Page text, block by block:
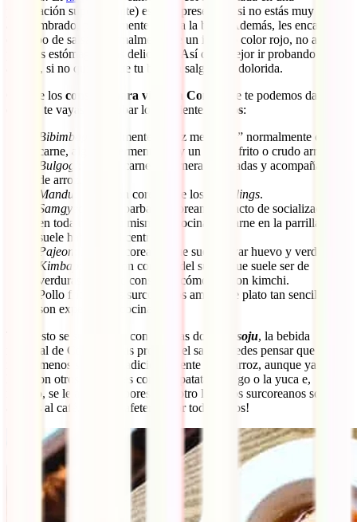
preparación súper picante) es omnipresente y, si no estás muy
acostumbrado, posiblemente te arda la boca. Además, les encanta
otro tipo de salsas, normalmente de un intenso color rojo, no aptas
para los estómagos más delicados. Así que, mejor ir probando poco
a poco, si no quieres que tu barriga salga algo dolorida.
Otro de los consejos para viajar a Corea
que te podemos dar es
que no te vayas sin probar los siguientes
platos:
Bibimbap
: literalmente “arroz mezclado” normalmente con
carne, algunos fermentados y un huevo frito o crudo arriba.
Bulgogi
: tiras de carne de ternera marinadas y acompañadas
de arroz.
Mandu
: la versión coreana de los dumplings.
Samgyeopsal
: la barbacoa coreana, un acto de socialización
en toda regla. Tú mismo te cocinas la carne en la parrilla que
suele haber en el centro.
Pajeon
: la tortita coreana, que suele llevar huevo y verduras.
Kimbap
: la versión coreana del sushi, que suele ser de
verduras y que se consume, cómo no, con kimchi.
Pollo frito: sí, los surcoreanos aman este plato tan sencillo y
son expertos en cocinarlo.
Todo esto se suele regar con amplias dosis de soju, la bebida
nacional de Corea. Si has probado el sake, puedes pensar que es
más o menos similar. Tradicionalmente es de arroz, aunque ya se
hace con otros almidones como la patata, el trigo o la yuca e,
incluso, se le añaden sabores. Por otro lado, los surcoreanos son
adictos al café. ¡Verás cafeterías por todos lados!